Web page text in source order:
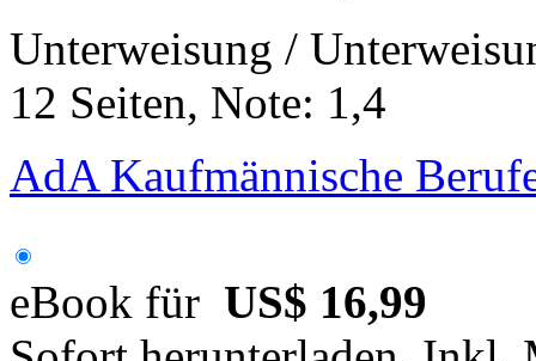
Unterweisung /
12 Seiten, Note: 1,4
AdA Kaufmännische
eBook für US$ 16,99